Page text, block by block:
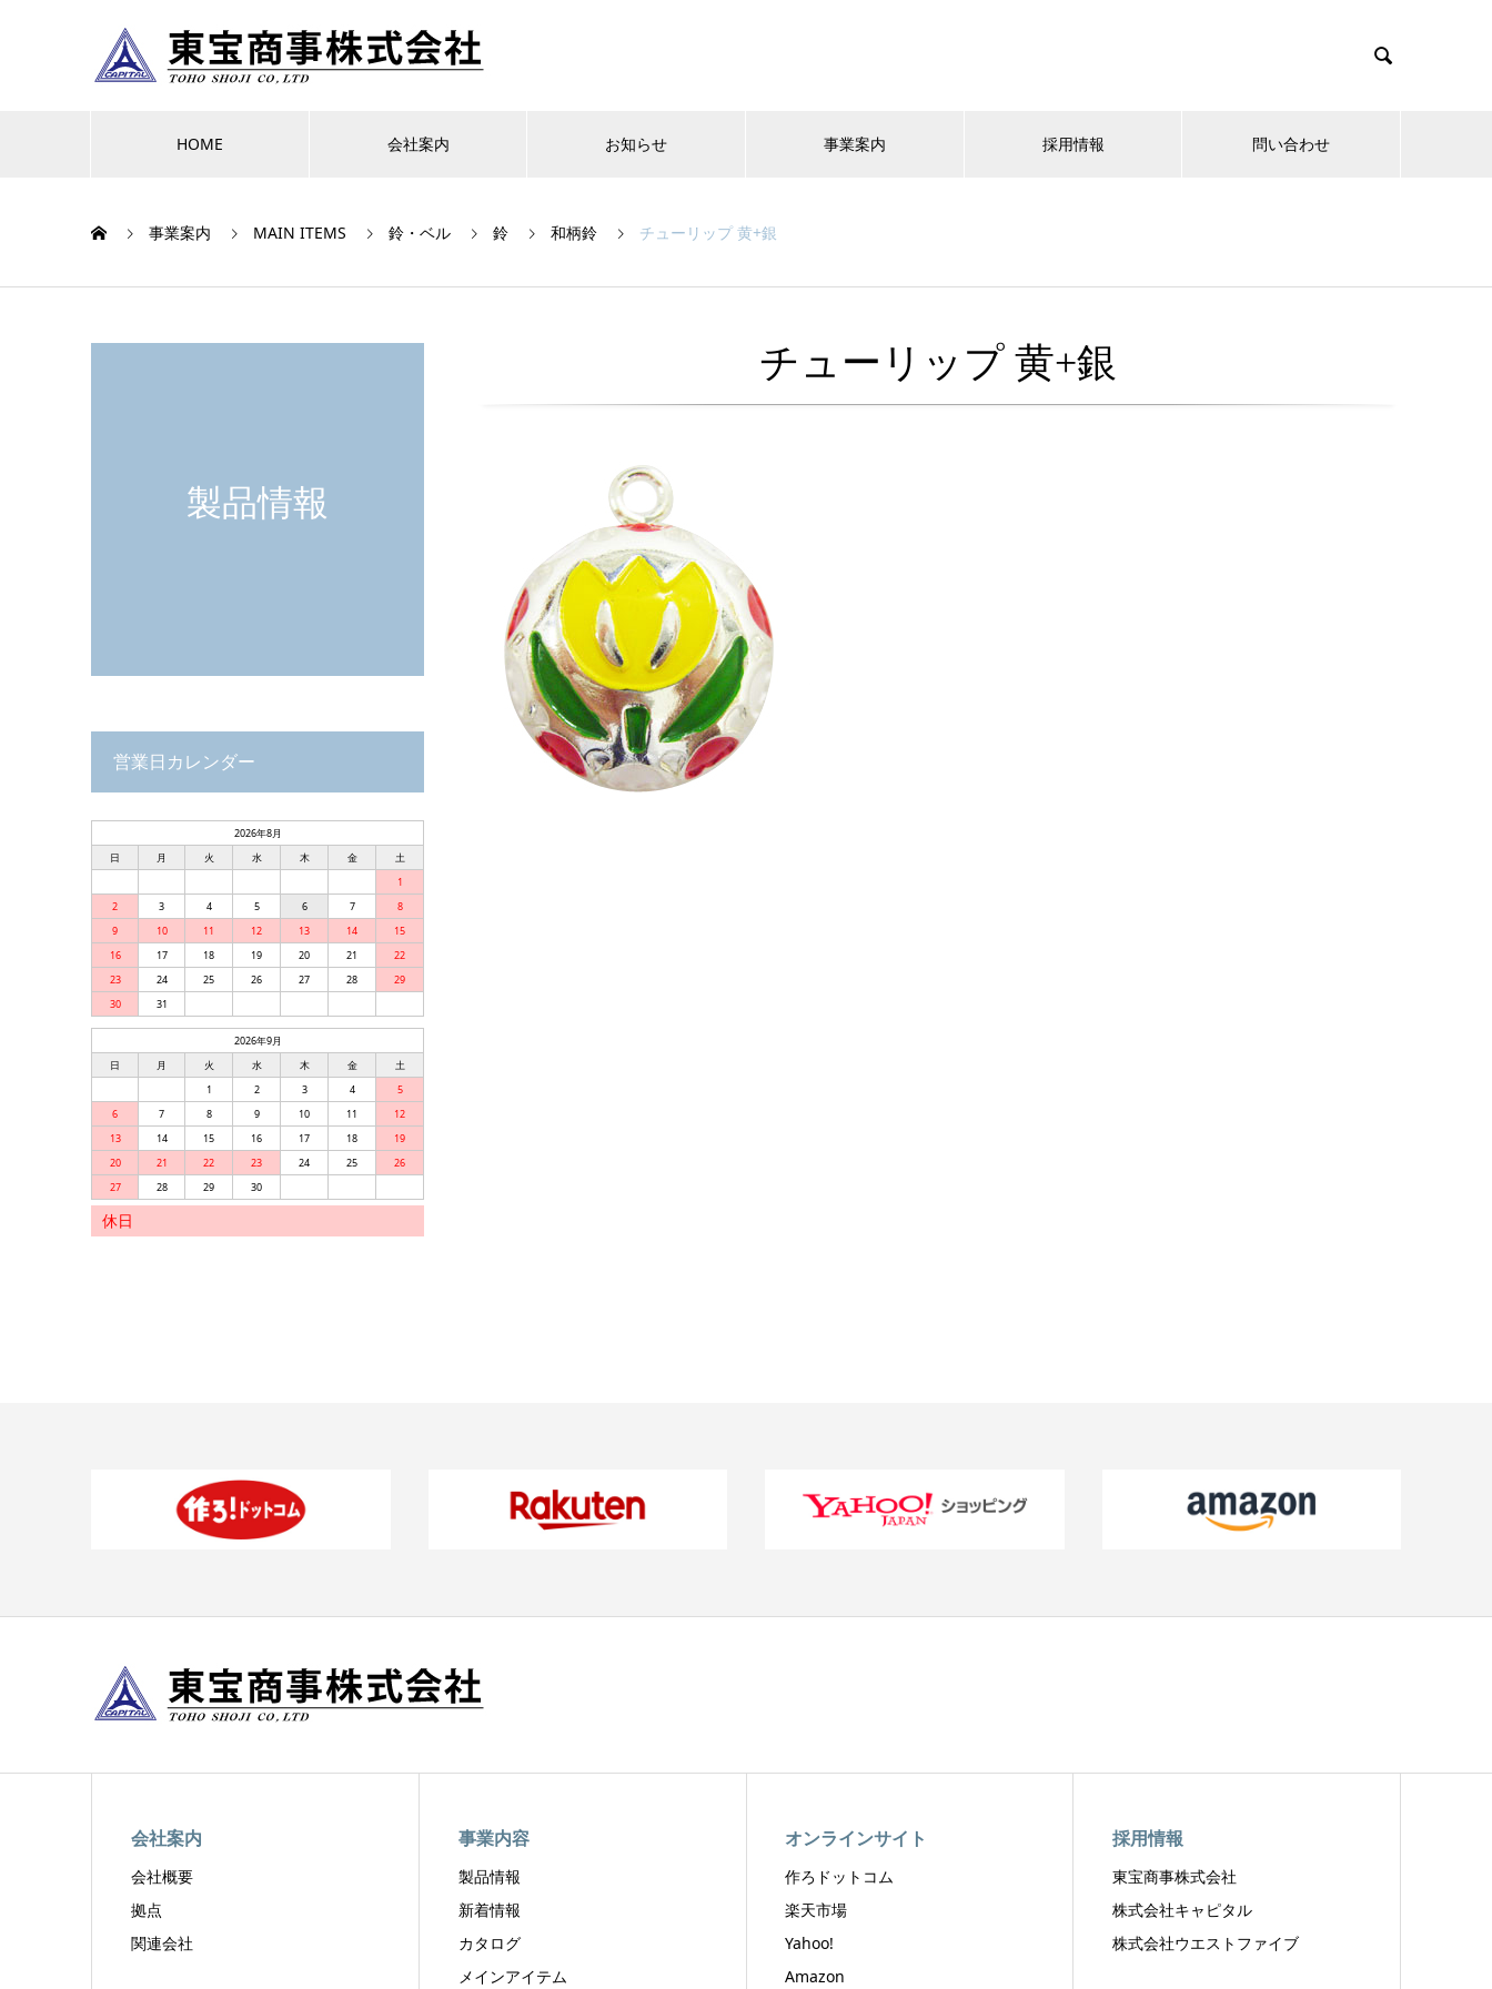

HOME 会社案内 お知らせ 事業案内 採用情報 問い合わせ
事業案内 MAIN ITEMS 鈴・ベル 鈴 和柄鈴 チューリップ 黄+銀
製品情報
チューリップ 黄+銀
営業日カレンダー
2026年8月
日
月 火 水 木 金
土
1
2
3 4 5 6 7
8
9
10 11 12 13 14
15
16
17 18 19 20 21
22
23
24 25 26 27 28
29
30
31
2026年9月
日
月 火 水 木 金
土
1
2 3 4
5
6
7 8 9 10 11
12
13
14 15 16 17 18
19
20
21 22 23 24 25
26
27
28 29 30
休日
会社案内
会社概要
拠点
関連会社
事業内容
製品情報
新着情報
カタログ
メインアイテム
オンラインサイト
作ろドットコム
楽天市場
Yahoo!
Amazon
採用情報
東宝商事株式会社
株式会社キャピタル
株式会社ウエストファイブ